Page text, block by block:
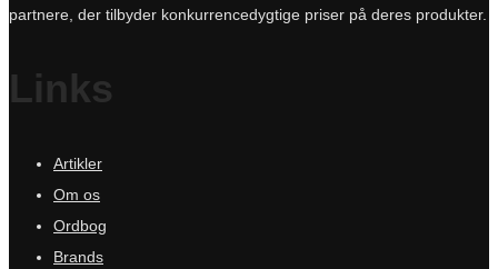
partnere, der tilbyder konkurrencedygtige priser på deres produkter.
Links
Artikler
Om os
Ordbog
Brands